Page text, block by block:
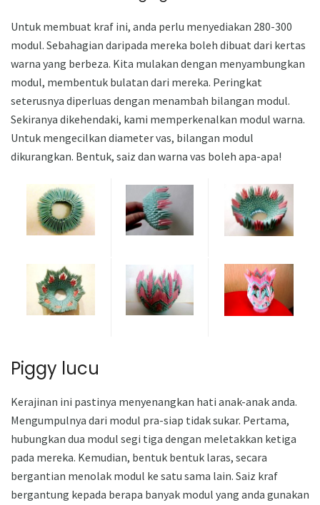
Untuk membuat kraf ini, anda perlu menyediakan 280-300
modul. Sebahagian daripada mereka boleh dibuat dari kertas
warna yang berbeza. Kita mulakan dengan menyambungkan
modul, membentuk bulatan dari mereka. Peringkat
seterusnya diperluas dengan menambah bilangan modul.
Sekiranya dikehendaki, kami memperkenalkan modul warna.
Untuk mengecilkan diameter vas, bilangan modul
dikurangkan. Bentuk, saiz dan warna vas boleh apa-apa!
Piggy lucu
Kerajinan ini pastinya menyenangkan hati anak-anak anda.
Mengumpulnya dari modul pra-siap tidak sukar. Pertama,
hubungkan dua modul segi tiga dengan meletakkan ketiga
pada mereka. Kemudian, bentuk bentuk laras, secara
bergantian menolak modul ke satu sama lain. Saiz kraf
bergantung kepada berapa banyak modul yang anda gunakan